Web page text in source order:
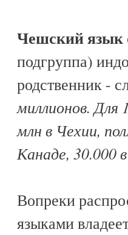
Чешский язык
подгруппа)
родственник -
миллионов. Для
млн в Чехии,
Канаде, 30.000
Вопреки
языками